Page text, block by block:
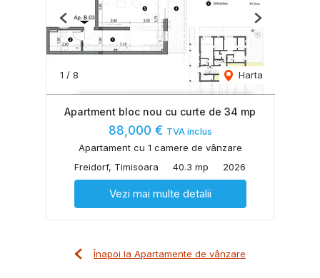
1 / 8 Harta
Previous Next
Apartment bloc nou cu curte de 34 mp
88,000 € TVA inclus
Apartament cu 1 camere de vânzare
Freidorf, Timisoara
40.3 mp 2026
Vezi mai multe detalii
Înapoi la Apartamente de vânzare